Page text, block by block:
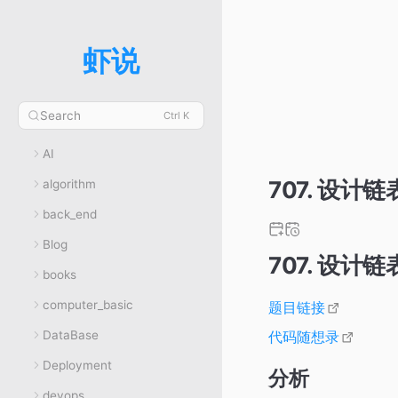
虾说
Search Ctrl K
AI
algorithm
back_end
Blog
books
computer_basic
DataBase
Deployment
707. 设计链
707. 设计链
题目链接
代码随想录
分析